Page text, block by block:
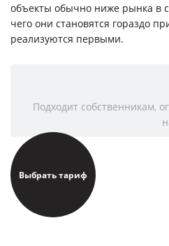
объекты обычно ниже рынка в
чего они становятся гораздо
реализуются первыми.
Подходит собственникам,
Выбрать тариф